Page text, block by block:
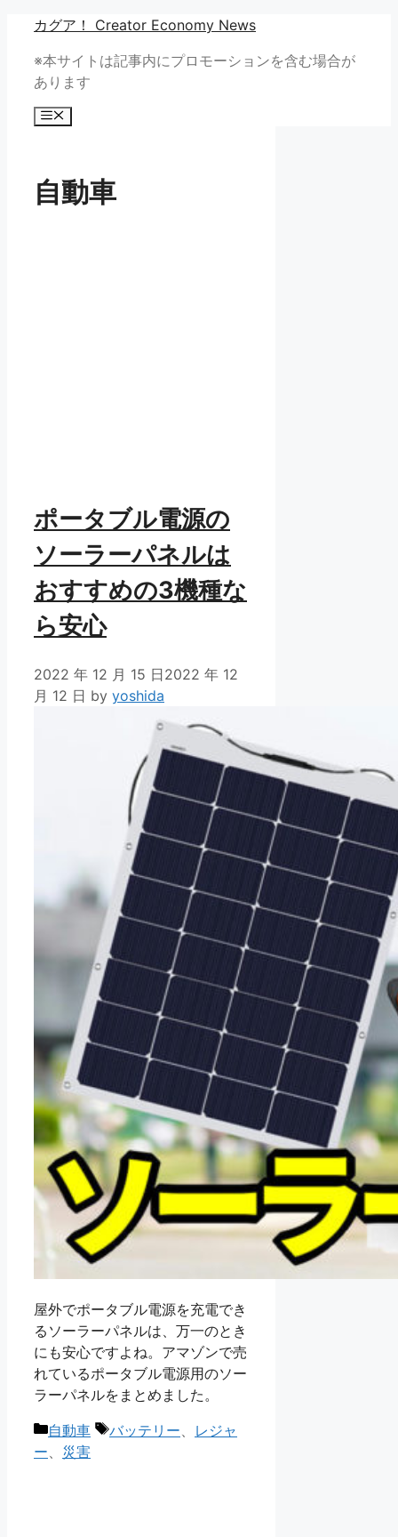
カグア！ Creator Economy News
※本サイトは記事内にプロモーションを含む場合が
あります
メ
自動車
ポータブル電源の
ソーラーパネルは
おすすめの3機種な
ら安心
2022 年 12 月 15 日2022 年 12
月 12 日 by yoshida
屋外でポータブル電源を充電でき
るソーラーパネルは、万一のとき
にも安心ですよね。アマゾンで売
れているポータブル電源用のソー
ラーパネルをまとめました。
カ
自動車
タ
バッテリー、 レジャ
ー、 災害